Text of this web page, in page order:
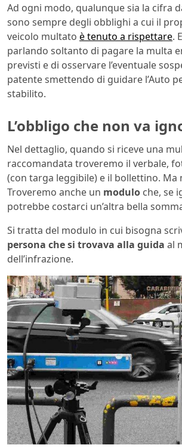
Ad ogni modo, qualunque sia la cifra
sono sempre degli obblighi a cui il
veicolo multato è tenuto a rispettare.
parlando soltanto di pagare la multa
previsti e di osservare l’eventuale
patente smettendo di guidare l’Auto
stabilito.
L’obbligo che non va
Nel dettaglio, quando si riceve una
raccomandata troveremo il verbale,
(con targa leggibile) e il bollettino. Ma
Troveremo anche un modulo che, se
potrebbe costarci un’altra bella
Si tratta del modulo in cui bisogna
persona che si trovava alla guida al
dell’infrazione.